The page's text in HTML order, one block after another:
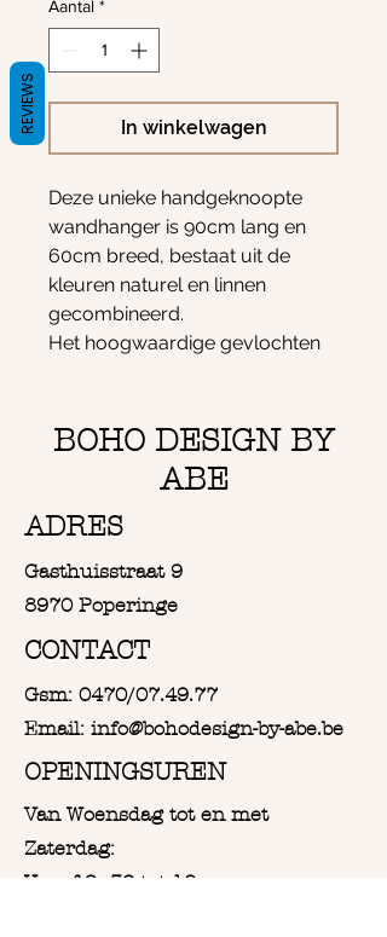
Aantal *
In winkelwagen
Deze unieke handgeknoopte
wandhanger is 90cm lang en
60cm breed, bestaat uit de
kleuren naturel en linnen
gecombineerd.
Het hoogwaardige gevlochten
bevat een oekotex 100 label.
BOHO DESIGN BY
ABE
ADRES
Gasthuisstraat 9
8970 Poperinge
CONTACT
Gsm: 0470/07.49.77
Email: info@bohodesign-by-abe.be
OPENINGSUREN
Van Woensdag tot en met
Zaterdag:
Vanaf 9u30 tot 18u
REVIEWS